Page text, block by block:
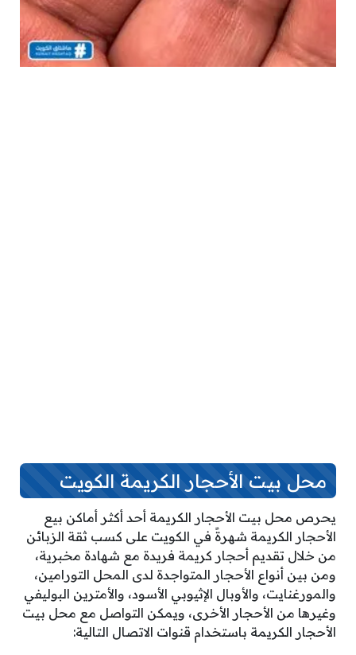
محل بيت الأحجار الكريمة الكويت
يحرص محل بيت الأحجار الكريمة أحد أكثر أماكن بيع
الأحجار الكريمة شهرةً في الكويت على كسب ثقة الزبائن
من خلال تقديم أحجار كريمة فريدة مع شهادة مخبرية،
ومن بين أنواع الأحجار المتواجدة لدى المحل التورامين،
والمورغنايت، والأوبال الإثيوبي الأسود، والأمترين البوليفي
وغيرها من الأحجار الأخرى، ويمكن التواصل مع محل بيت
الأحجار الكريمة باستخدام قنوات الاتصال التالية: